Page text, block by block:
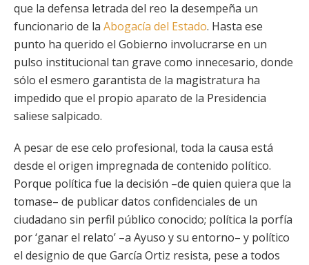
que la defensa letrada del reo la desempeña un
funcionario de la Abogacía del Estado. Hasta ese
punto ha querido el Gobierno involucrarse en un
pulso institucional tan grave como innecesario, donde
sólo el esmero garantista de la magistratura ha
impedido que el propio aparato de la Presidencia
saliese salpicado.
A pesar de ese celo profesional, toda la causa está
desde el origen impregnada de contenido político.
Porque política fue la decisión –de quien quiera que la
tomase– de publicar datos confidenciales de un
ciudadano sin perfil público conocido; política la porfía
por ‘ganar el relato’ –a Ayuso y su entorno– y político
el designio de que García Ortiz resista, pese a todos